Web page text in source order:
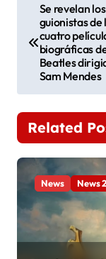
e
g
a
c
i
ó
Se revelan los
guionistas de
cuatro
biográficas
Beatles
Sam Mendes
Related
News News 2